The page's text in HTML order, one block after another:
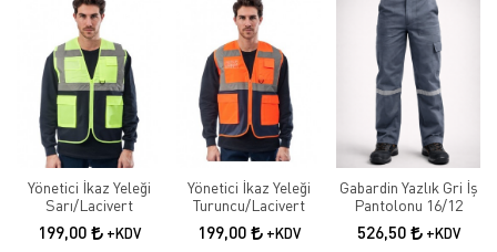
Yönetici İkaz Yeleği
Sarı/Lacivert
199,00 +KDV
Yönetici İkaz Yeleği
Turuncu/Lacivert
199,00 +KDV
Gabardin Yazlık Gri İş
Pantolonu 16/12
526,50 +KDV